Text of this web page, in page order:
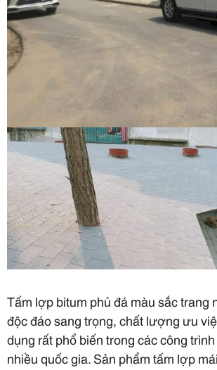
Tấm lợp bitum phủ đá màu sắc trang
độc đáo sang trọng, chất lượng ưu
dụng rất phổ biến trong các công
nhiều quốc gia. Sản phẩm tấm lợp